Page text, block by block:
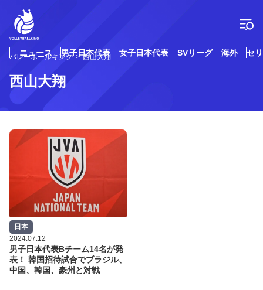
テ
ツ
プ
ニュース 男子日本代表 女子日本代表 SVリーグ 海外 セ
バレーボールキング 西山大翔
西山大翔
日本
2024.07.12
男子日本代表Bチーム14名が発
表！ 韓国招待試合でブラジル、
中国、韓国、豪州と対戦